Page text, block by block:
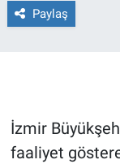
Paylaş
İzmir
faaliyet